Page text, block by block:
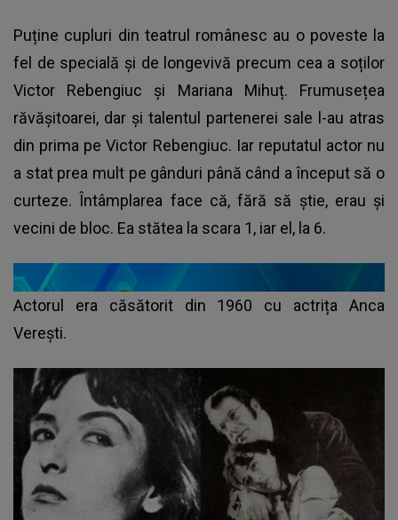
Puține cupluri din teatrul românesc au o poveste la
fel de specială și de longevivă precum cea a soților
Victor Rebengiuc și Mariana Mihuț. Frumusețea
răvășitoarei, dar și talentul partenerei sale l-au atras
din prima pe Victor Rebengiuc. Iar reputatul actor nu
a stat prea mult pe gânduri până când a început să o
curteze. Întâmplarea face că, fără să știe, erau și
vecini de bloc. Ea stătea la scara 1, iar el, la 6.
Actorul era căsătorit din 1960 cu actrița Anca
Verești.